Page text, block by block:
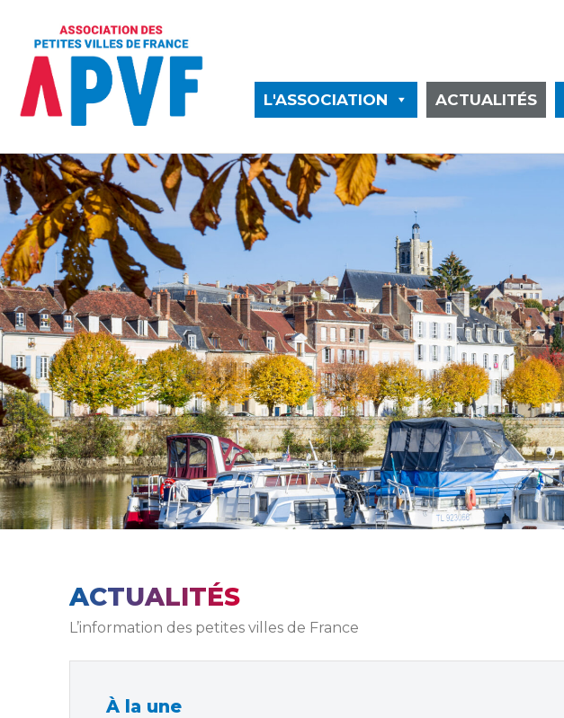
L'ASSOCIATION ACTUALITÉS
ACTUALITÉS
L’information des petites villes de France
À la une